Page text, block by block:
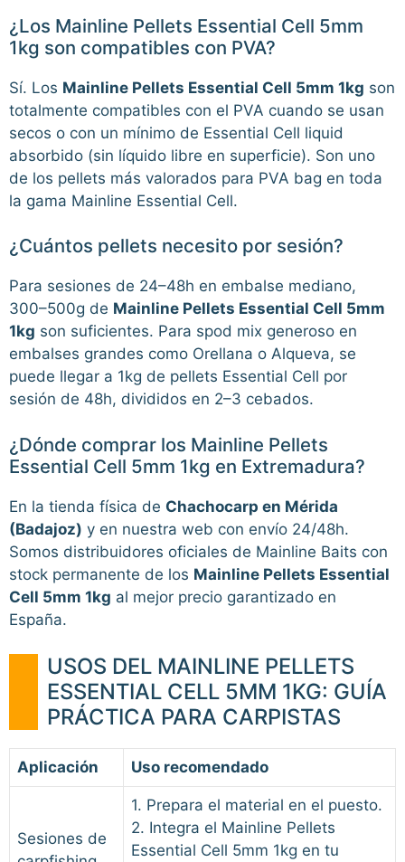
¿Los Mainline Pellets Essential Cell 5mm
1kg son compatibles con PVA?
Sí. Los Mainline Pellets Essential Cell 5mm 1kg son
totalmente compatibles con el PVA cuando se usan
secos o con un mínimo de Essential Cell liquid
absorbido (sin líquido libre en superficie). Son uno
de los pellets más valorados para PVA bag en toda
la gama Mainline Essential Cell.
¿Cuántos pellets necesito por sesión?
Para sesiones de 24–48h en embalse mediano,
300–500g de Mainline Pellets Essential Cell 5mm
1kg son suficientes. Para spod mix generoso en
embalses grandes como Orellana o Alqueva, se
puede llegar a 1kg de pellets Essential Cell por
sesión de 48h, divididos en 2–3 cebados.
¿Dónde comprar los Mainline Pellets
Essential Cell 5mm 1kg en Extremadura?
En la tienda física de Chachocarp en Mérida
(Badajoz) y en nuestra web con envío 24/48h.
Somos distribuidores oficiales de Mainline Baits con
stock permanente de los Mainline Pellets Essential
Cell 5mm 1kg al mejor precio garantizado en
España.
USOS DEL MAINLINE PELLETS
ESSENTIAL CELL 5MM 1KG: GUÍA
PRÁCTICA PARA CARPISTAS
Aplicación Uso recomendado
Sesiones de
1. Prepara el material en el puesto.
2. Integra el Mainline Pellets
Essential Cell 5mm 1kg en tu